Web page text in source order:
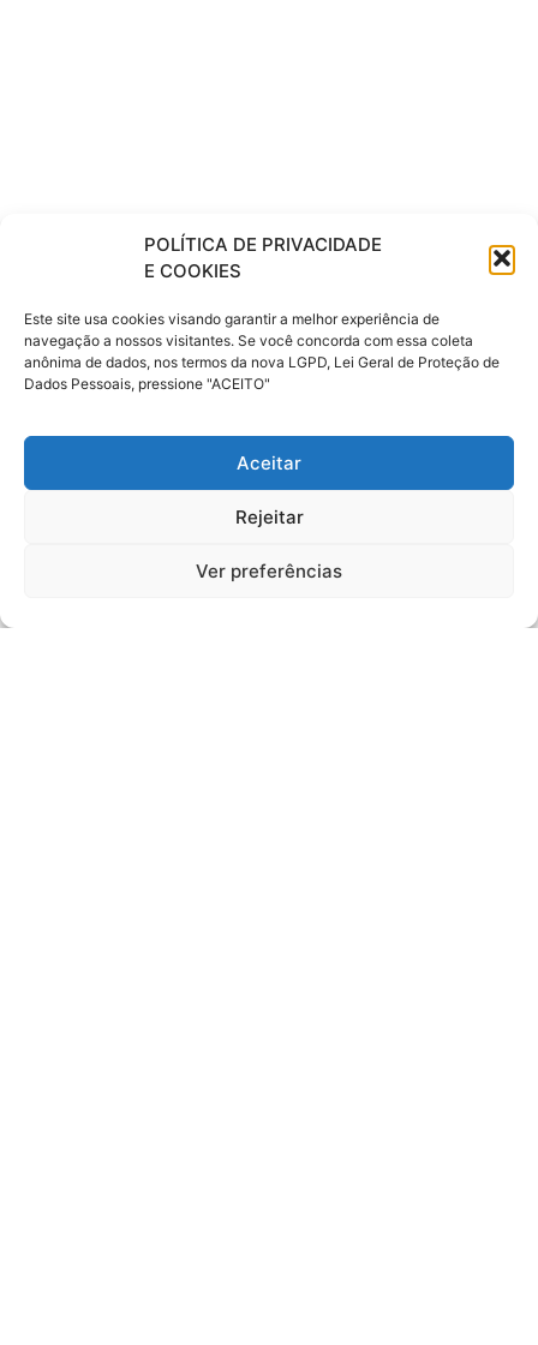
POLÍTICA DE PRIVACIDADE
E COOKIES
Este site usa cookies visando garantir a melhor experiência de
navegação a nossos visitantes. Se você concorda com essa coleta
anônima de dados, nos termos da nova LGPD, Lei Geral de Proteção de
Dados Pessoais, pressione "ACEITO"
Aceitar
Rejeitar
Ver preferências
Registre Seus Melhores
Momentos Em Segurança